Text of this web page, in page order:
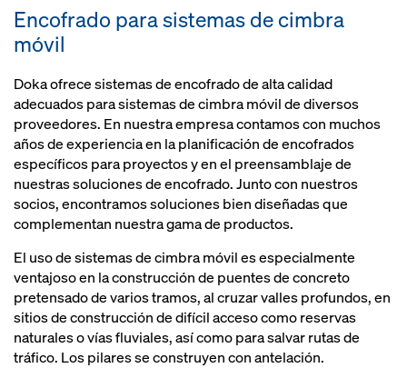
Encofrado para sistemas de cimbra
móvil
Doka ofrece sistemas de encofrado de alta calidad
adecuados para sistemas de cimbra móvil de diversos
proveedores. En nuestra empresa contamos con muchos
años de experiencia en la planificación de encofrados
específicos para proyectos y en el preensamblaje de
nuestras soluciones de encofrado. Junto con nuestros
socios, encontramos soluciones bien diseñadas que
complementan nuestra gama de productos.
El uso de sistemas de cimbra móvil es especialmente
ventajoso en la construcción de puentes de concreto
pretensado de varios tramos, al cruzar valles profundos, en
sitios de construcción de difícil acceso como reservas
naturales o vías fluviales, así como para salvar rutas de
tráfico. Los pilares se construyen con antelación.